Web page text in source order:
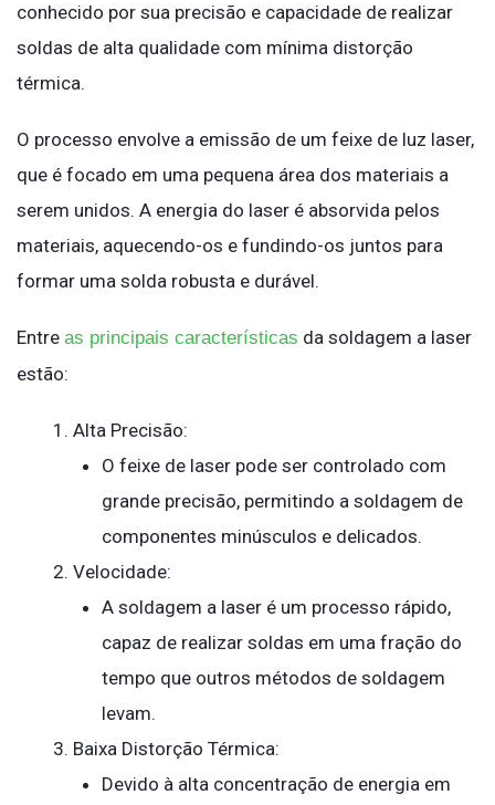
conhecido por sua precisão e capacidade de realizar
soldas de alta qualidade com mínima distorção
térmica.
O processo envolve a emissão de um feixe de luz laser,
que é focado em uma pequena área dos materiais a
serem unidos. A energia do laser é absorvida pelos
materiais, aquecendo-os e fundindo-os juntos para
formar uma solda robusta e durável.
Entre as principais características da soldagem a laser
estão:
Alta Precisão:
O feixe de laser pode ser controlado com
grande precisão, permitindo a soldagem de
componentes minúsculos e delicados.
Velocidade:
A soldagem a laser é um processo rápido,
capaz de realizar soldas em uma fração do
tempo que outros métodos de soldagem
levam.
Baixa Distorção Térmica:
Devido à alta concentração de energia em